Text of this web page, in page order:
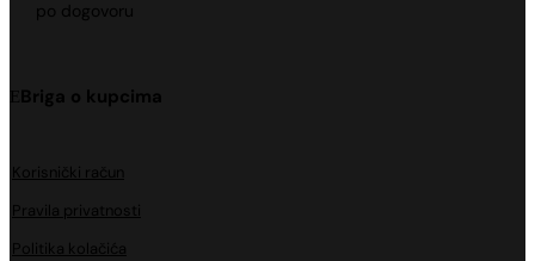
po dogovoru
Briga o kupcima
Korisnički račun
Pravila privatnosti
Politika kolačića